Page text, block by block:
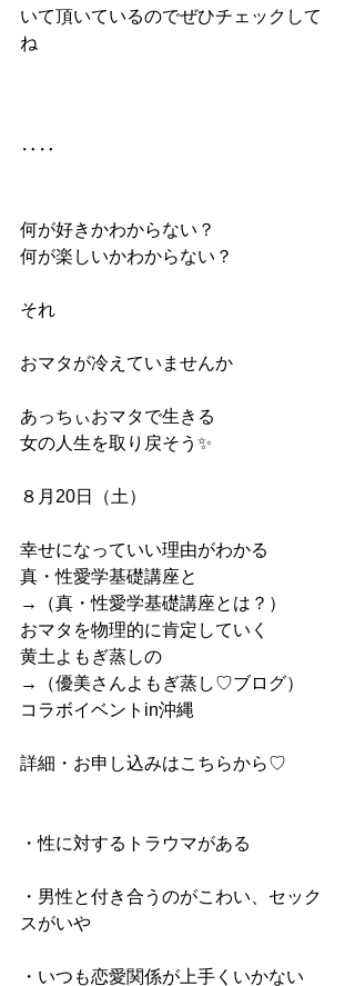
いて頂いているのでぜひチェックして
ね
‥‥
何が好きかわからない？
何が楽しいかわからない？
それ
おマタが冷えていませんか
あっちぃおマタで生きる
女の人生を取り戻そう✨
８月20日（土）
幸せになっていい理由がわかる
真・性愛学基礎講座と
→（真・性愛学基礎講座とは？）
おマタを物理的に肯定していく
黄土よもぎ蒸しの
→（優美さんよもぎ蒸し♡ブログ）
コラボイベントin沖縄
詳細・お申し込みはこちらから♡
・性に対するトラウマがある
・男性と付き合うのがこわい、セック
スがいや
・いつも恋愛関係が上手くいかない